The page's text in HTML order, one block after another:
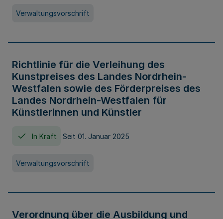
Verwaltungsvorschrift
Richtlinie für die Verleihung des
Kunstpreises des Landes Nordrhein-
Westfalen sowie des Förderpreises des
Landes Nordrhein-Westfalen für
Künstlerinnen und Künstler
In Kraft Seit 01. Januar 2025
Verwaltungsvorschrift
Verordnung über die Ausbildung und